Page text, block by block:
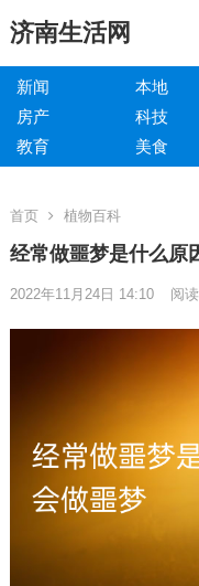
济南生活网
新闻 本地
房产
科技
教育
美食
首页 植物百科
经常做噩梦是什么原
2022年11月24日 14:10 阅读